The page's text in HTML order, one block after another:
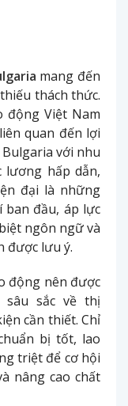
mang đến
thách thức.
động Việt Nam
quan đến lợi
với nhu
lương hấp dẫn,
đại là những
ban đầu, áp lực
ngôn ngữ và
được lưu ý.
động nên được
sắc về thị
cần thiết. Chỉ
bị tốt, lao
triệt để cơ hội
nâng cao chất